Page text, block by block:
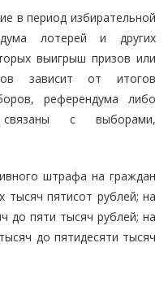
в период избирательной
лотерей и других
выигрыш призов или
зависит от итогов
референдума либо
с выборами,
штрафа на граждан
тысяч пятисот рублей; на
до пяти тысяч рублей; на
до пятидесяти тысяч